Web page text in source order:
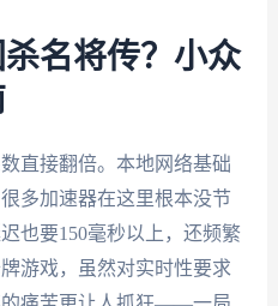
名将传？小众
直接翻倍。本地网络基础
多加速器在这里根本没节
也要150毫秒以上，还频繁
游戏，虽然对实时性要求